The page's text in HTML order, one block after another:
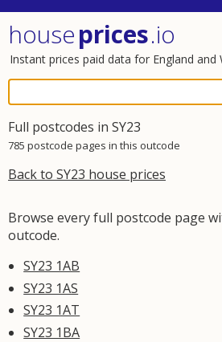
houseprices.io
Instant prices paid data for England and
Full postcodes in SY23
785 postcode pages in this outcode
Back to SY23 house prices
Browse every full postcode page
outcode.
SY23 1AB
SY23 1AS
SY23 1AT
SY23 1BA